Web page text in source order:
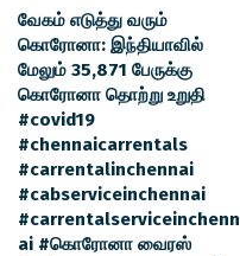
வேகம் எடுத்து வரும்
கொரோனா: இந்தியாவில்
மேலும் 35,871 பேருக்கு
கொரோனா தொற்று உறுதி
#covid19
#chennaicarrentals
#carrentalinchennai
#cabserviceinchennai
#carrentalserviceinchenn
ai #கொரோனா வைரஸ்